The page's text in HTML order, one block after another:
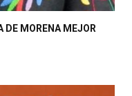
DE MORENA MEJOR